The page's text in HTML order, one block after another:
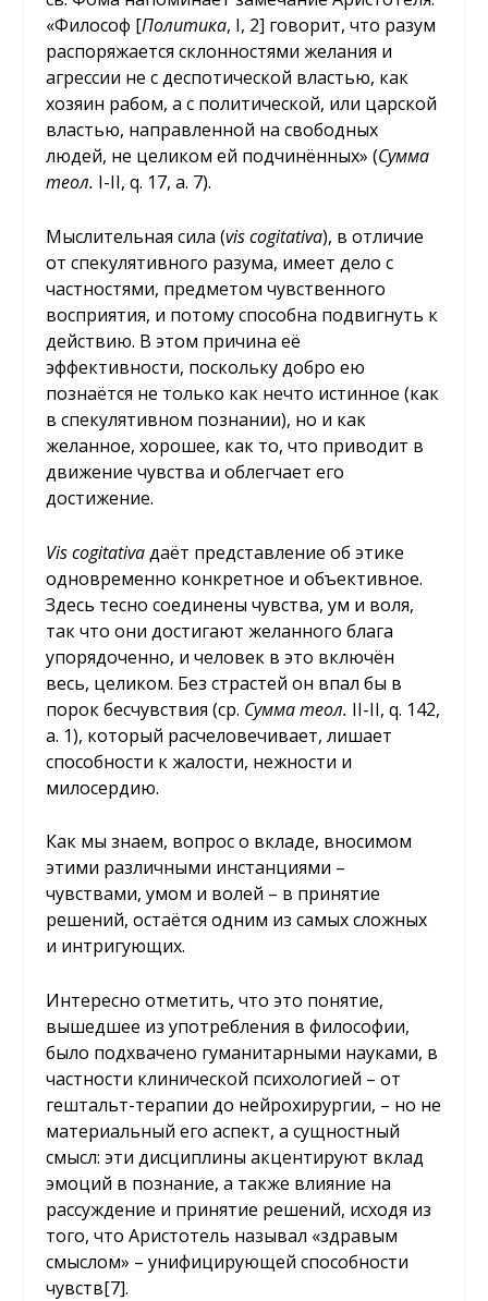
«Философ [Политика, I, 2] говорит, что разум
распоряжается склонностями желания и
агрессии не с деспотической властью, как
хозяин рабом, а с политической, или царской
властью, направленной на свободных
людей, не целиком ей подчинённых» (Сумма
теол. I-II, q. 17, a. 7).
Мыслительная сила (vis cogitativa), в отличие
от спекулятивного разума, имеет дело с
частностями, предметом чувственного
восприятия, и потому способна подвигнуть к
действию. В этом причина её
эффективности, поскольку добро ею
познаётся не только как нечто истинное (как
в спекулятивном познании), но и как
желанное, хорошее, как то, что приводит в
движение чувства и облегчает его
достижение.
Vis cogitativaдаёт представление об этике
одновременно конкретное и объективное.
Здесь тесно соединены чувства, ум и воля,
так что они достигают желанного блага
упорядоченно, и человек в это включён
весь, целиком. Без страстей он впал бы в
порок бесчувствия (ср. Сумма теол. II-II, q. 142,
a. 1), который расчеловечивает, лишает
способности к жалости, нежности и
милосердию.
Как мы знаем, вопрос о вкладе, вносимом
этими различными инстанциями –
чувствами, умом и волей – в принятие
решений, остаётся одним из самых сложных
и интригующих.
Интересно отметить, что это понятие,
вышедшее из употребления в философии,
было подхвачено гуманитарными науками, в
частности клинической психологией – от
гештальт-терапии до нейрохирургии, – но не
материальный его аспект, а сущностный
смысл: эти дисциплины акцентируют вклад
эмоций в познание, а также влияние на
рассуждение и принятие решений, исходя из
того, что Аристотель называл «здравым
смыслом» – унифицирующей способности
чувств[7].